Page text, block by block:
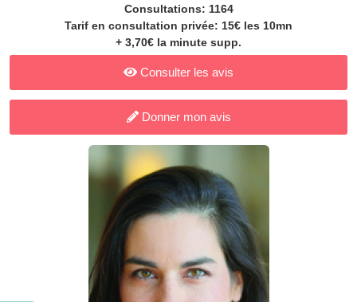
Consultations: 1164
Tarif en consultation privée: 15€ les 10mn
+ 3,70€ la minute supp.
Consulter les avis
Donner mon avis